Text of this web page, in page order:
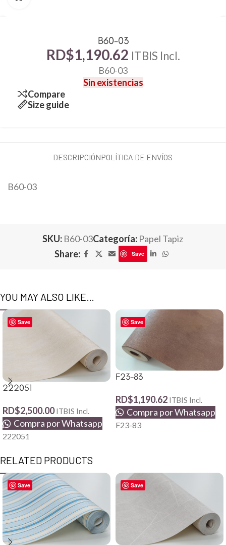
B60-03
RD$1,190.62 ITBIS Incl.
B60-03
Sin existencias
Compare
Size guide
DESCRIPCIÓNPOLÍTICA DE ENVÍOS
B60-03
SKU: B60-03Categoría: Papel Tapiz
Share:
Save
YOU MAY ALSO LIKE…
Save
222051
RD$2,500.00 ITBIS Incl.
Compra por Whatsapp
222051
Save
F23-83
RD$1,190.62 ITBIS Incl.
Compra por Whatsapp
F23-83
RELATED PRODUCTS
Save Save